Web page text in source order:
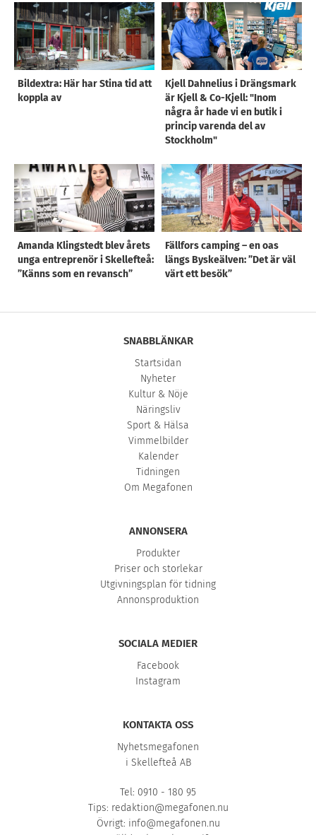
Bildextra: Här har Stina tid att
koppla av
Kjell Dahnelius i Drängsmark
är Kjell & Co-Kjell: "Inom
några år hade vi en butik i
princip varenda del av
Stockholm"
Amanda Klingstedt blev årets
unga entreprenör i Skellefteå:
”Känns som en revansch”
Fällfors camping – en oas
längs Byskeälven: ”Det är väl
värt ett besök”
SNABBLÄNKAR
Startsidan
Nyheter
Kultur & Nöje
Näringsliv
Sport & Hälsa
Vimmelbilder
Kalender
Tidningen
Om Megafonen
ANNONSERA
Produkter
Priser och storlekar
Utgivningsplan för tidning
Annonsproduktion
SOCIALA MEDIER
Facebook
Instagram
KONTAKTA OSS
Nyhetsmegafonen
i Skellefteå AB
Tel: 0910 - 180 95
Tips: redaktion@megafonen.nu
Övrigt: info@megafonen.nu